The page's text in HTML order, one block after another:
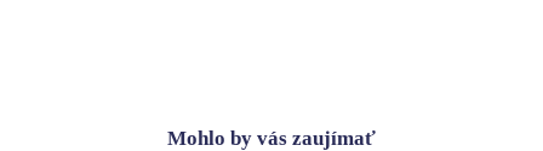
Mohlo by vás zaujímať